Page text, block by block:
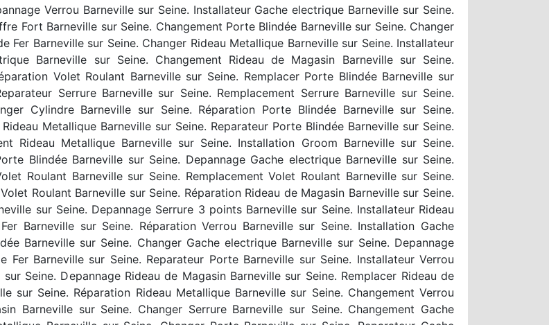
Verrou Barneville sur Seine. Installateur Gache electrique Barneville sur Seine.
Fort Barneville sur Seine. Changement Porte Blindée Barneville sur Seine. Changer
Fer Barneville sur Seine. Changer Rideau Metallique Barneville sur Seine. Installateur
Barneville sur Seine. Changement Rideau de Magasin Barneville sur Seine.
Volet Roulant Barneville sur Seine. Remplacer Porte Blindée Barneville sur
Serrure Barneville sur Seine. Remplacement Serrure Barneville sur Seine.
Cylindre Barneville sur Seine. Réparation Porte Blindée Barneville sur Seine.
Metallique Barneville sur Seine. Reparateur Porte Blindée Barneville sur Seine.
Rideau Metallique Barneville sur Seine. Installation Groom Barneville sur Seine.
Blindée Barneville sur Seine. Depannage Gache electrique Barneville sur Seine.
Roulant Barneville sur Seine. Remplacement Volet Roulant Barneville sur Seine.
Roulant Barneville sur Seine. Réparation Rideau de Magasin Barneville sur Seine.
sur Seine. Depannage Serrure 3 points Barneville sur Seine. Installateur Rideau
Barneville sur Seine. Réparation Verrou Barneville sur Seine. Installation Gache
Barneville sur Seine. Changer Gache electrique Barneville sur Seine. Depannage
Barneville sur Seine. Reparateur Porte Barneville sur Seine. Installateur Verrou
Seine. Depannage Rideau de Magasin Barneville sur Seine. Remplacer Rideau de
sur Seine. Réparation Rideau Metallique Barneville sur Seine. Changement Verrou
Barneville sur Seine. Changer Serrure Barneville sur Seine. Changement Gache